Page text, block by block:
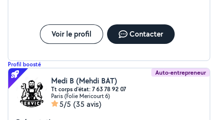
Voir le profil Contacter
Profil boosté
Auto-entrepreneur
Medi B (Mehdi BAT)
Tt corps d'état: 7 63 78 92 07
Paris (Folie Mericourt 6)
5/5 (35 avis)